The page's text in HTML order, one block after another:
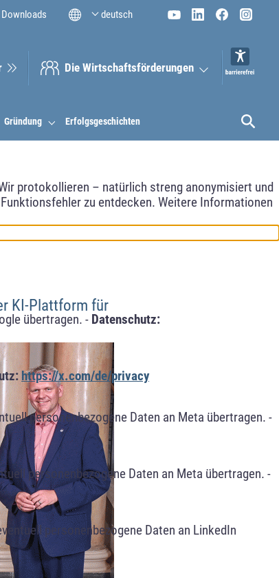
protokollieren – natürlich streng anonymisiert und
zu entdecken. Weitere Informationen
übertragen. - Datenschutz:
https://x.com/de/privacy
personenbezogene Daten an Meta übertragen. -
personenbezogene Daten an Meta übertragen. -
personenbezogene Daten an LinkedIn
Gründung Erfolgsgeschichten
Downloads deutsch
Die Wirt­schaftsför­derungen
KI-Plattform für